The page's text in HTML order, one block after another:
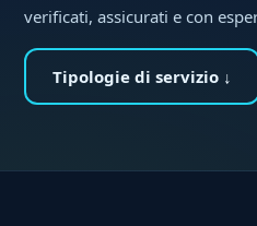
verificati, assicurati e con
Tipologie di servizio ↓